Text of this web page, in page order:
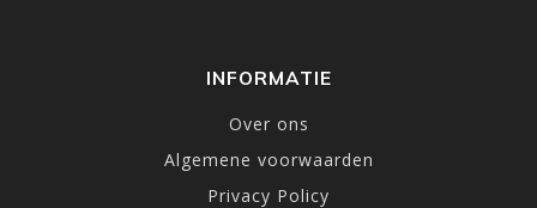
INFORMATIE
Over ons
Algemene voorwaarden
Privacy Policy